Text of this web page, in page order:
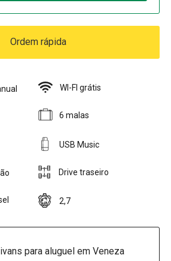
Ordem rápida
WI-FI grátis
6 malas
USB Music
Drive traseiro
2,7
para aluguel em Veneza